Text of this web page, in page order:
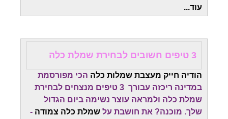
עוד...
3 טיפים חשובים לבחירת שמלת כלה
הודיה חייק מעצבת שמלות כלה הכי מפורסמת
במדינה ריכזה עבורך 3 טיפים מנצחים לבחירת
שמלת כלה ולמראה עוצר נשימה ביום הגדול
שלך. מוכנה? את חושבת על שמלת כלה צמודה -